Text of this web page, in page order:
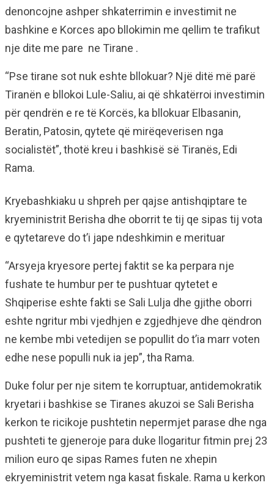
denoncojne ashper shkaterrimin e investimit ne
bashkine e Korces apo bllokimin me qellim te trafikut
nje dite me pare ne Tirane .
“Pse tirane sot nuk eshte bllokuar? Një ditë më parë
Tiranën e bllokoi Lule-Saliu, ai që shkatërroi investimin
për qendrën e re të Korcës, ka bllokuar Elbasanin,
Beratin, Patosin, qytete që mirëqeverisen nga
socialistët”, thotë kreu i bashkisë së Tiranës, Edi
Rama.
Kryebashkiaku u shpreh per qajse antishqiptare te
kryeministrit Berisha dhe oborrit te tij qe sipas tij vota
e qytetareve do t’i jape ndeshkimin e merituar
“Arsyeja kryesore pertej faktit se ka perpara nje
fushate te humbur per te pushtuar qytetet e
Shqiperise eshte fakti se Sali Lulja dhe gjithe oborri
eshte ngritur mbi vjedhjen e zgjedhjeve dhe qëndron
ne kembe mbi vetedijen se popullit do t’ia marr voten
edhe nese populli nuk ia jep”, tha Rama.
Duke folur per nje sitem te korruptuar, antidemokratik
kryetari i bashkise se Tiranes akuzoi se Sali Berisha
kerkon te ricikoje pushtetin nepermjet parase dhe nga
pushteti te gjeneroje para duke llogaritur fitmin prej 23
milion euro qe sipas Rames futen ne xhepin
ekryeministrit vetem nga kasat fiskale. Rama u kerkon